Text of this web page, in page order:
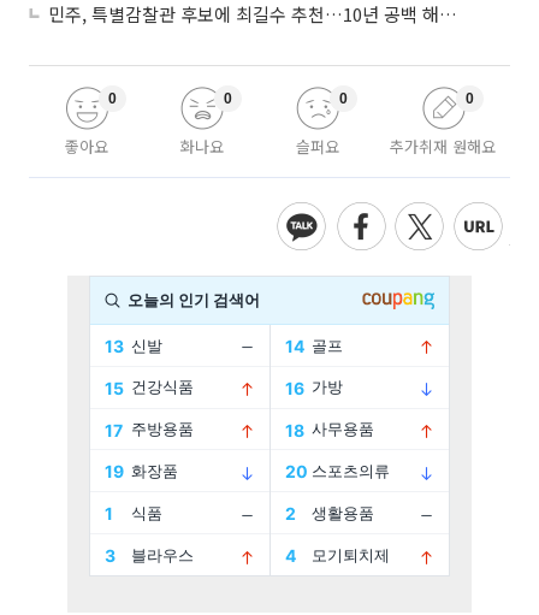
민주, 특별감찰관 후보에 최길수 추천…10년 공백 해소 속도
좋아요
0
화나요
0
슬퍼요
0
추가취재 원해요
0